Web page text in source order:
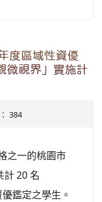
度區域性資優
微視界」實施計
384
之一的桃園市
計 20 名
鑑定之學生。